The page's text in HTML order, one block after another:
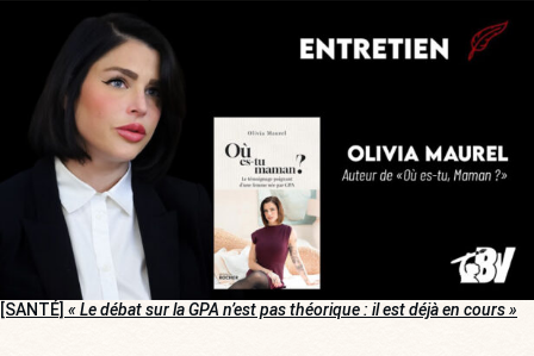
[SANTÉ] « Le débat sur la GPA n’est pas théorique : il est déjà en cours »